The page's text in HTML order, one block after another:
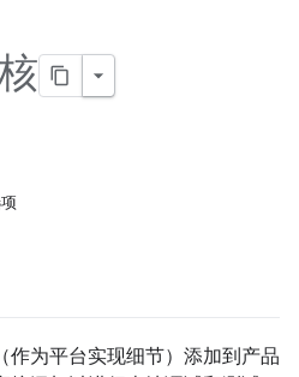
作为平台实现细节）添加到产品